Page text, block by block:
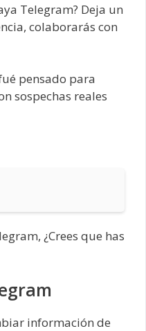
Telegram? Deja un
colaborarás con
pensado para
sospechas reales
¿Crees que has
información de